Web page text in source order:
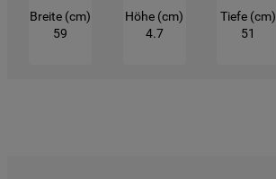
Breite (cm)
59
Höhe (cm)
4.7
Tiefe (cm)
51